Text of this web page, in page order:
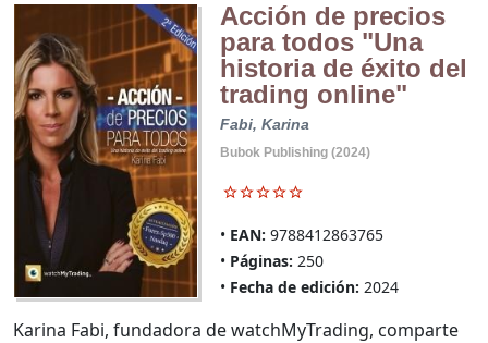
Acción de precios
para todos "Una
historia de éxito del
trading online"
Fabi, Karina
Bubok Publishing (2024)
EAN: 9788412863765
Páginas: 250
Fecha de edición: 2024
Karina Fabi, fundadora de watchMyTrading, comparte